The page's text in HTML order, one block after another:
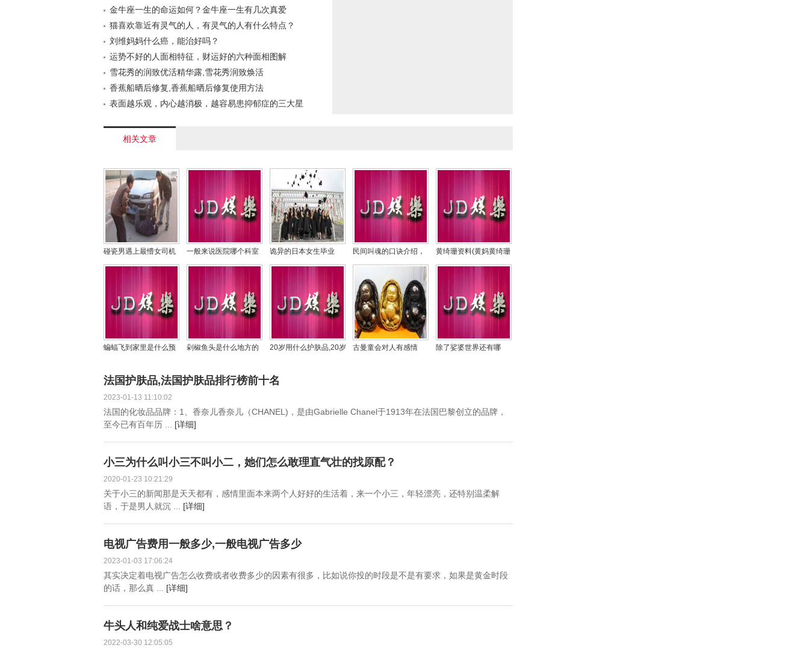
金牛座一生的命运如何？金牛座一生有几次真爱
猫喜欢靠近有灵气的人，有灵气的人有什么特点？
刘维妈妈什么癌，能治好吗？
运势不好的人面相特征，财运好的六种面相图解
雪花秀的润致优活精华露,雪花秀润致焕活
香蕉船晒后修复,香蕉船晒后修复使用方法
表面越乐观，内心越消极，越容易患抑郁症的三大星
相关文章
碰瓷男遇上最懵女司机
被碾压，专业碰瓷男遇
一般来说医院哪个科室
阴气重，医生为什么不
诡异的日本女生毕业
照，世界上最诡异的毕
民间叫魂的口诀介绍，
叫魂为什么要连续叫三
黄绮珊资料(黄妈黄绮珊
资料)
蝙蝠飞到家里是什么预
的吗？
剁椒鱼头是什么地方的
20岁用什么护肤品,20岁
古曼童会对人有感情
除了娑婆世界还有哪
法国护肤品,法国护肤品排行榜前十名
2023-01-13 11:10:02
法国的化妆品品牌：1、香奈儿香奈儿（CHANEL)，是由Gabrielle Chanel于1913年在法国巴黎创立的品牌，
至今已有百年历 ... [详细]
小三为什么叫小三不叫小二，她们怎么敢理直气壮的找原配？
2020-01-23 10:21:29
关于小三的新闻那是天天都有，感情里面本来两个人好好的生活着，来一个小三，年轻漂亮，还特别温柔解
语，于是男人就沉 ... [详细]
电视广告费用一般多少,一般电视广告多少
2023-01-03 17:06:24
其实决定着电视广告怎么收费或者收费多少的因素有很多，比如说你投的时段是不是有要求，如果是黄金时段
的话，那么真 ... [详细]
牛头人和纯爱战士啥意思？
2022-03-30 12:05:05